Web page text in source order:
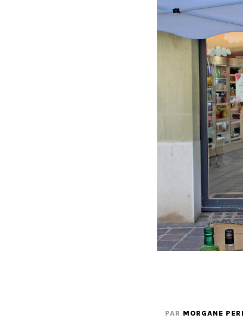
PAR MORGANE